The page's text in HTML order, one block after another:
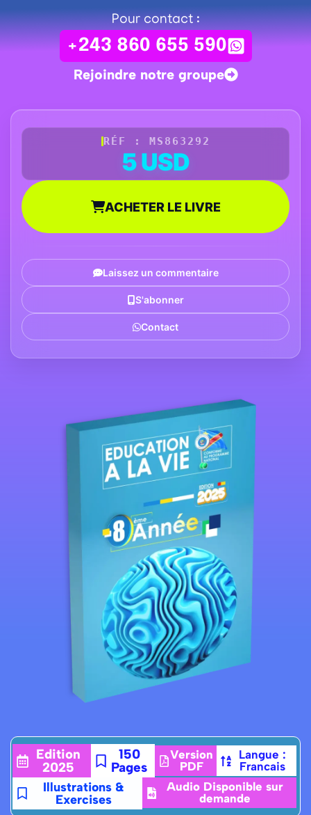
Pour contact :
+243 860 655 590
Rejoindre notre groupe
RÉF : MS863292
5 USD
ACHETER LE LIVRE
Laissez un commentaire
S'abonner
Contact
Edition
2025
150
Pages
Version
PDF
Langue :
Francais
Illustrations &
Exercises
Audio Disponible sur
demande